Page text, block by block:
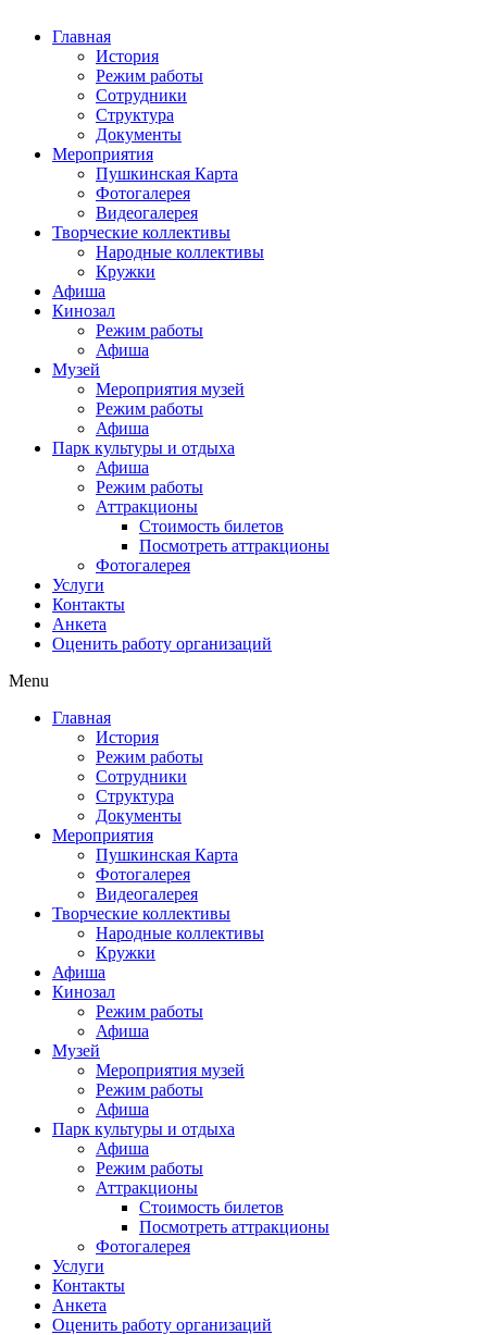
Главная
История
Режим работы
Сотрудники
Структура
Документы
Мероприятия
Пушкинская Карта
Фотогалерея
Видеогалерея
Творческие коллективы
Народные коллективы
Кружки
Афиша
Кинозал
Режим работы
Афиша
Музей
Мероприятия музей
Режим работы
Афиша
Парк культуры и отдыха
Афиша
Режим работы
Аттракционы
Стоимость билетов
Посмотреть аттракционы
Фотогалерея
Услуги
Контакты
Анкета
Оценить работу организаций
Menu
Главная
История
Режим работы
Сотрудники
Структура
Документы
Мероприятия
Пушкинская Карта
Фотогалерея
Видеогалерея
Творческие коллективы
Народные коллективы
Кружки
Афиша
Кинозал
Режим работы
Афиша
Музей
Мероприятия музей
Режим работы
Афиша
Парк культуры и отдыха
Афиша
Режим работы
Аттракционы
Стоимость билетов
Посмотреть аттракционы
Фотогалерея
Услуги
Контакты
Анкета
Оценить работу организаций